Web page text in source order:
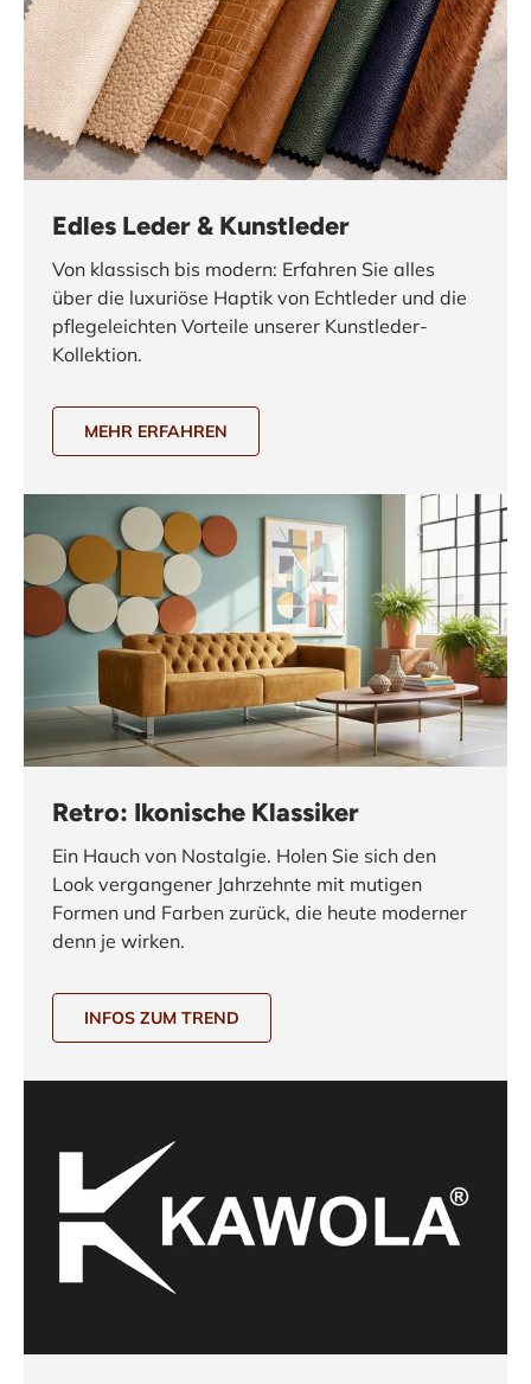
Edles Leder & Kunstleder
Von klassisch bis modern: Erfahren Sie alles
über die luxuriöse Haptik von Echtleder und die
pflegeleichten Vorteile unserer Kunstleder-
Kollektion.
MEHR ERFAHREN
Retro: Ikonische Klassiker
Ein Hauch von Nostalgie. Holen Sie sich den
Look vergangener Jahrzehnte mit mutigen
Formen und Farben zurück, die heute moderner
denn je wirken.
INFOS ZUM TREND